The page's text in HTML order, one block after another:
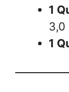
1
3,0
1